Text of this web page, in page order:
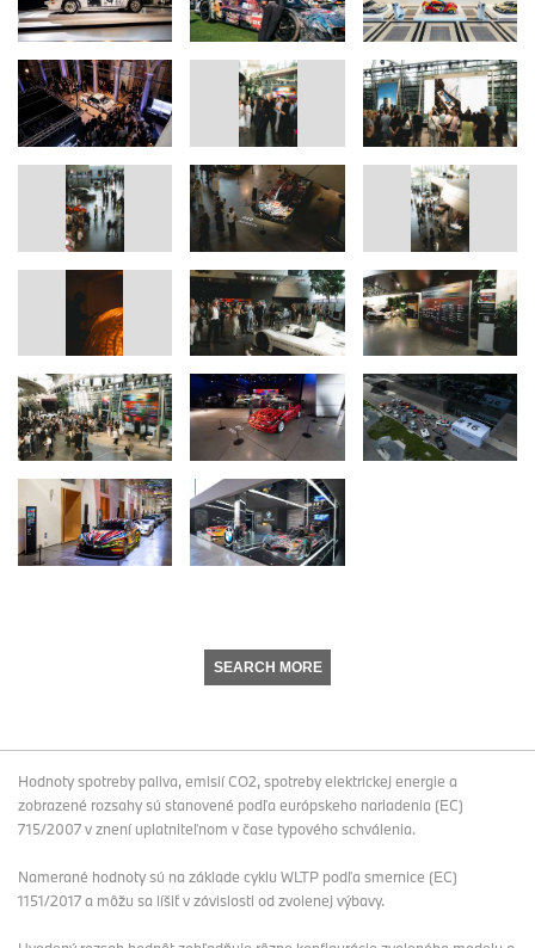
SEARCH MORE
Hodnoty spotreby paliva, emisií CO2, spotreby elektrickej energie a
zobrazené rozsahy sú stanovené podľa európskeho nariadenia (EC)
715/2007 v znení uplatniteľnom v čase typového schválenia.
Namerané hodnoty sú na základe cyklu WLTP podľa smernice (EC)
1151/2017 a môžu sa líšiť v závislosti od zvolenej výbavy.